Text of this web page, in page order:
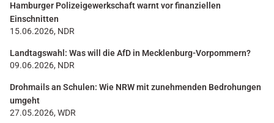
Hamburger Polizeigewerkschaft warnt vor finanziellen
Einschnitten
15.06.2026, NDR
Landtagswahl: Was will die AfD in Mecklenburg-Vorpommern?
09.06.2026, NDR
Drohmails an Schulen: Wie NRW mit zunehmenden Bedrohungen
umgeht
27.05.2026, WDR